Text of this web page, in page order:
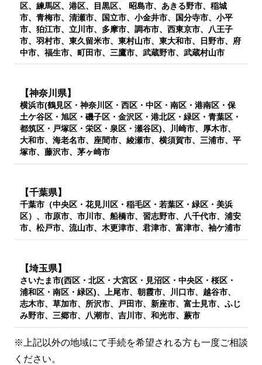
区、練馬区、港区、目黒区、 昭島市、あきる野市、稲城
市、青梅市、清瀬市、国立市、小金井市、国分寺市、小平
市、狛江市、立川市、多摩市、調布市、西東京市、八王子
市、羽村市、東久留米市、東村山市、東大和市、日野市、府
中市、福生市、町田市、三鷹市、武蔵野市、武蔵村山市
【神奈川県】
横浜市(鶴見区・神奈川区・西区・中区・南区・港南区・保
土ケ谷区・旭区・磯子区・金沢区・港北区・緑区・青葉区・
都筑区・戸塚区・栄区・泉区・瀬谷区)、川崎市、厚木市、
大和市、海老名市、座間市、綾瀬市、横須賀市、三浦市、平
塚市、藤沢市、茅ヶ崎市
【千葉県】
千葉市（中央区・花見川区・稲毛区・若葉区・緑区・美浜
区）、市原市、市川市、船橋市、習志野市、八千代市、浦安
市、松戸市、流山市、木更津市、君津市、富津市、袖ケ浦市
【埼玉県】
さいたま市(西区・北区・大宮区・見沼区・中央区・桜区・
浦和区・南区・緑区)、上尾市、朝霞市、川口市、越谷市、
志木市、草加市、所沢市、戸田市、新座市、富士見市、ふじ
み野市、三郷市、八潮市、吉川市、和光市、蕨市
※上記以外の地域にて手続を希望される方も一度ご相談
ください。